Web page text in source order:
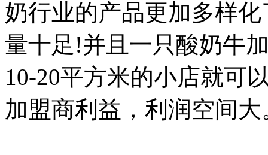
奶行业的产品更加多样
量十足!并且一只酸奶牛
10-20平方米的小店就可
加盟商利益，利润空间大